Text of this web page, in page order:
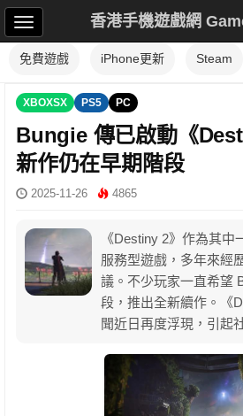
香港手機遊戲網
免費遊戲 iPhone更新 Steam
XBOXSX PS5 PC
Bungie 傳已啟動《
新作仍在早期階段
2025-11-26 4865
《Destiny 2》作為其
服務型遊戲，多年來經
議。不少玩家一直希望
段，推出全新續作。《
聞近日再度浮現，引起